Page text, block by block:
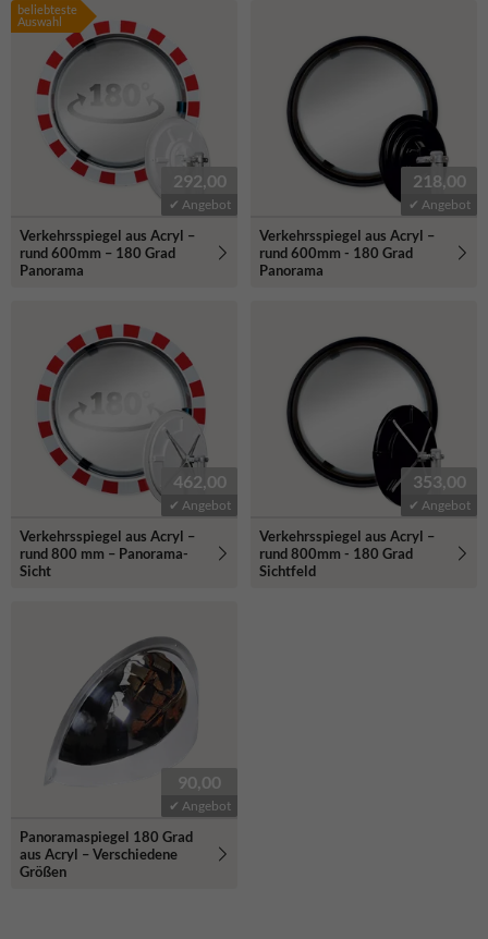
beliebteste
Auswahl
292,00
✔ Angebot
Verkehrsspiegel aus Acryl –
rund 600mm – 180 Grad
Panorama
218,00
✔ Angebot
Verkehrsspiegel aus Acryl –
rund 600mm - 180 Grad
Panorama
462,00
✔ Angebot
Verkehrsspiegel aus Acryl –
rund 800 mm – Panorama-
Sicht
353,00
✔ Angebot
Verkehrsspiegel aus Acryl –
rund 800mm - 180 Grad
Sichtfeld
90,00
✔ Angebot
Panoramaspiegel 180 Grad
aus Acryl – Verschiedene
Größen